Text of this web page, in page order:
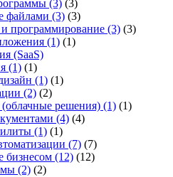
(3) (3)
файлами (3) (3)
и программирование (3) (3)
(1) (1)
(SaaS)
(1) (1)
(1) (1)
(2) (2)
решения) (1) (1)
(4) (4)
(1) (1)
(7) (7)
бизнесом (12) (12)
(2) (2)